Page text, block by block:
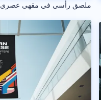
ملصق رأسي في مقهى عصري